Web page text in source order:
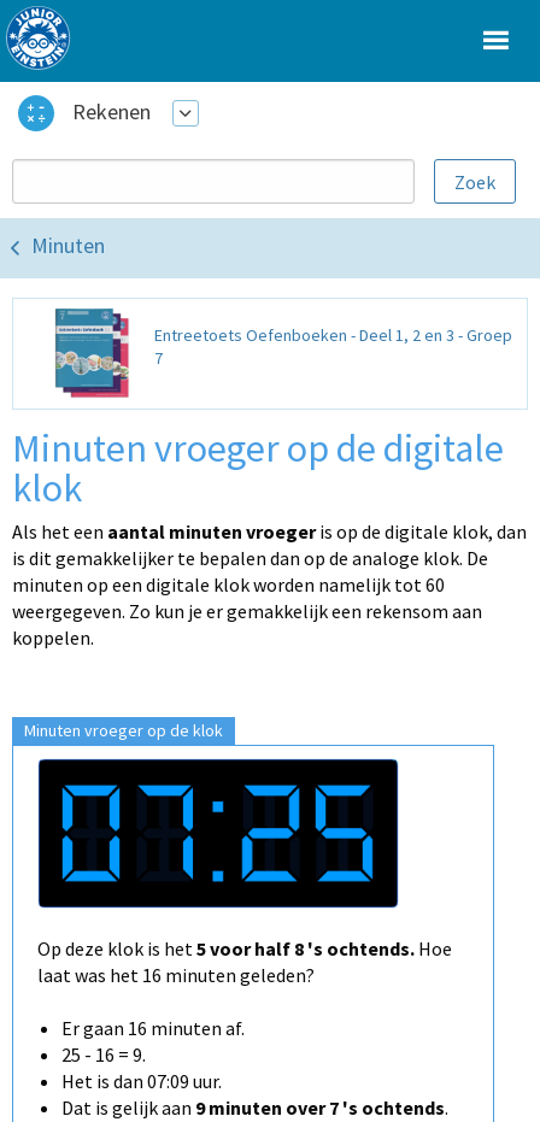
Rekenen
Minuten
Entreetoets Oefenboeken - Deel 1, 2 en 3 - Groep
7
Minuten vroeger op de digitale
klok
Als het een aantal minuten vroegeris op de digitale klok, dan
is dit gemakkelijker te bepalen dan op de analoge klok. De
minuten op een digitale klok worden namelijk tot 60
weergegeven. Zo kun je er gemakkelijk een rekensom aan
koppelen.
Minuten vroeger op de klok
Op deze klok is het5 voor half 8 's ochtends. Hoe
laat was het 16 minuten geleden?
Er gaan 16 minuten af.
25 - 16 = 9.
Het is dan 07:09 uur.
Dat is gelijk aan 9 minuten over 7 's ochtends.​